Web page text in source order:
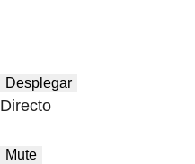
Desplegar
Directo
Mute